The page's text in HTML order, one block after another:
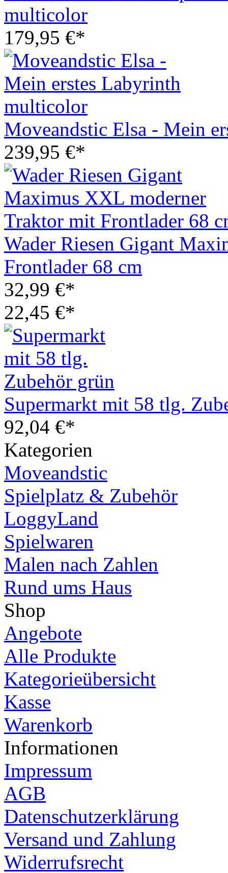
multicolor
179,95 €*
Moveandstic Elsa - Mein
239,95 €*
Wader Riesen Gigant
Frontlader 68 cm
32,99 €*
22,45 €*
Supermarkt mit 58 tlg.
92,04 €*
Kategorien
Moveandstic
Spielplatz & Zubehör
LoggyLand
Spielwaren
Malen nach Zahlen
Rund ums Haus
Shop
Angebote
Alle Produkte
Kategorieübersicht
Kasse
Warenkorb
Informationen
Impressum
AGB
Datenschutzerklärung
Versand und Zahlung
Widerrufsrecht